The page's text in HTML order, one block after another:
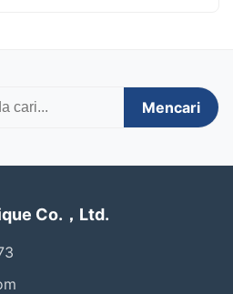
mesin yang andal
Mencari
Co.，Ltd.